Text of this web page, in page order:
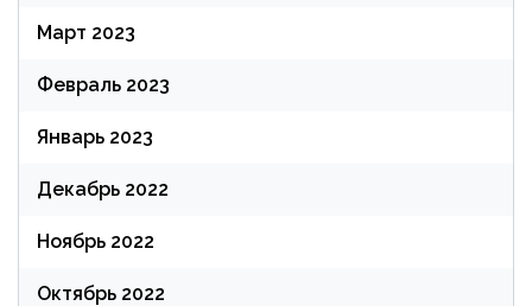
Март 2023
Февраль 2023
Январь 2023
Декабрь 2022
Ноябрь 2022
Октябрь 2022